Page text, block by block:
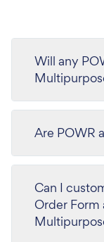
Will any
Are POWR
Can I
Order Form